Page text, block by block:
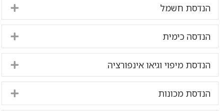
הנדסת חשמל
הנדסה כימית
הנדסת מיפוי וגיאו אינפורציה
הנדסת מכונות